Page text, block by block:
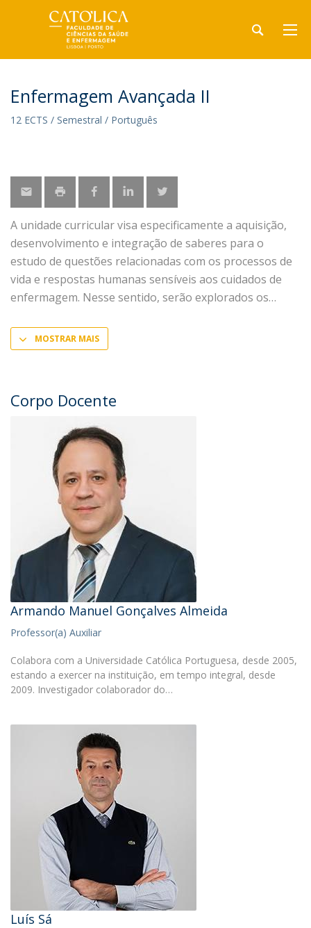
Enfermagem Avançada II
12 ECTS / Semestral / Português
A unidade curricular visa especificamente a aquisição,
desenvolvimento e integração de saberes para o
estudo de questões relacionadas com os processos de
vida e respostas humanas sensíveis aos cuidados de
enfermagem. Nesse sentido, serão explorados os
MOSTRAR MAIS
Corpo Docente
Armando Manuel Gonçalves Almeida
Professor(a) Auxiliar
Colabora com a Universidade Católica Portuguesa, desde 2005,
estando a exercer na instituição, em tempo integral, desde
2009. Investigador colaborador do…
Luís Sá